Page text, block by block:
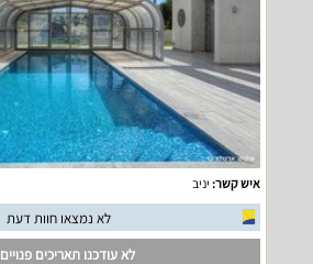
איש קשר: יניב
לא נמצאו חוות דעת
לא עודכנו תאריכים פנויים